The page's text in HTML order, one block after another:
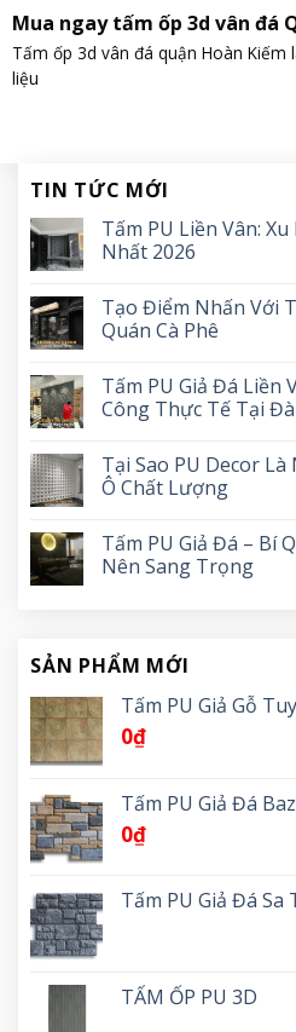
Mua ngay tấm ốp 3d vân đá
Tấm ốp 3d vân đá quận Hoàn
liệu
TIN TỨC MỚI
Tấm PU Liền Vân:
Nhất 2026
Tạo Điểm Nhấn Với
Quán Cà Phê
Tấm PU Giả Đá Liền
Công Thực Tế Tại
Tại Sao PU Decor
Ô Chất Lượng
Tấm PU Giả Đá – Bí
Nên Sang Trọng
SẢN PHẨM MỚI
Tấm PU Giả Gỗ
0₫
Tấm PU Giả Đá
0₫
Tấm PU Giả Đá Sa
TẤM ỐP PU 3D